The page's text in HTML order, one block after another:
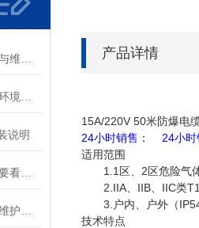
说明
产品详情
15A/220V 50米防爆电
24小时销售： 24小
适用范围
1.1区、2区危险气
2.IIA、IIB、IIC类T1
3.户内、户外（
技术特点